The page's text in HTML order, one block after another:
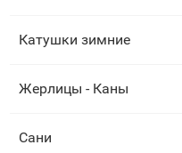
Катушки зимние
Жерлицы - Каны
Сани